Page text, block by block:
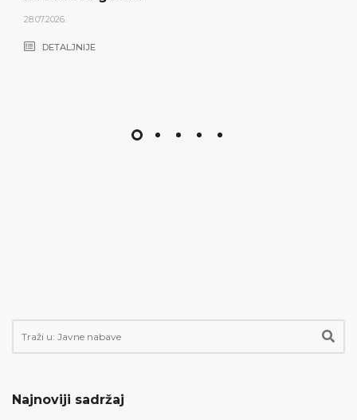
28.07.2026.
DETALJNIJE
Najnoviji sadržaj